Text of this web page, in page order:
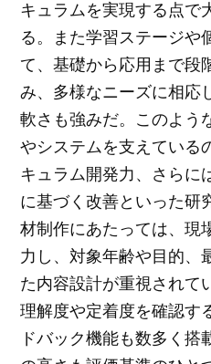
キュラムを実現する点で
る。また学習ステージや
て、基礎から応用まで段
み、多様なニーズに相応
軟さも強みだ。このよう
やシステムを支えている
キュラム開発力、さらに
に基づく改善といった研
材制作にあたっては、現
力し、対象年齢や目的、
た内容設計が重視されて
理解度や定着度を確認す
ドバック機能も数多く